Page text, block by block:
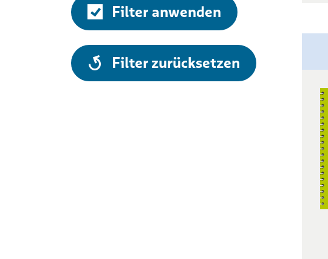
Filter anwenden
alle
Filter zurücksetzen